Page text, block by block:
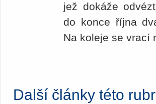
jež dokáže
do konce října
Na koleje se vrací
Další články této